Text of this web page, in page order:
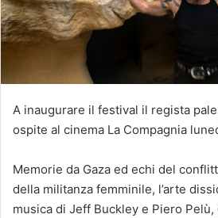
A inaugurare il festival il regista
ospite al cinema La Compagnia
Memorie da Gaza ed echi del
della militanza femminile, l’arte
musica di Jeff Buckley e Piero Pelù,